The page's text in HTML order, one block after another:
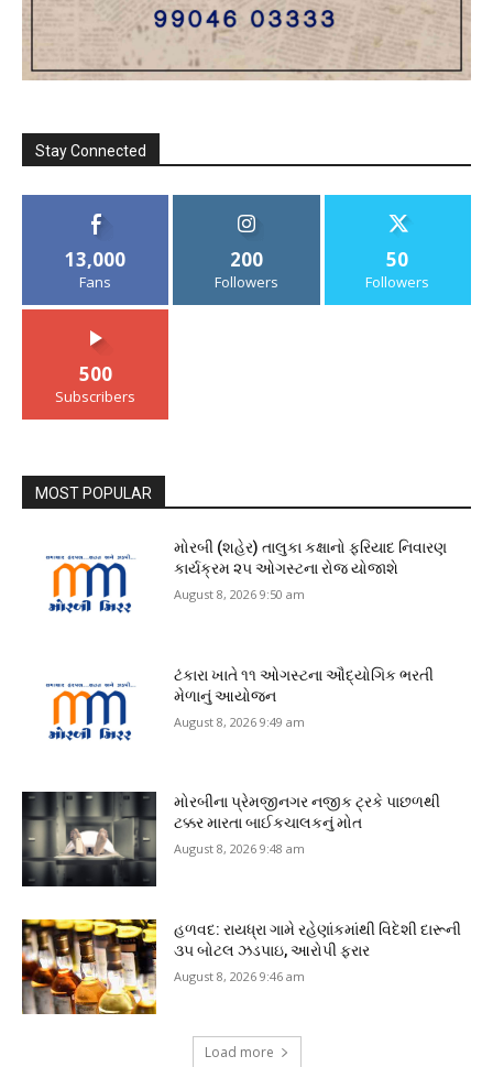
Stay Connected
13,000
Fans
200
Followers
50
Followers
500
Subscribers
MOST POPULAR
મોરબી (શહેર) તાલુકા કક્ષાનો ફરિયાદ નિવારણ
કાર્યક્રમ ૨૫ ઓગસ્ટના રોજ યોજાશે
August 8, 2026 9:50 am
ટંકારા ખાતે ૧૧ ઓગસ્ટના ઔદ્યોગિક ભરતી
મેળાનું આયોજન
August 8, 2026 9:49 am
મોરબીના પ્રેમજીનગર નજીક ટ્રકે પાછળથી
ટક્કર મારતા બાઈકચાલકનું મોત
August 8, 2026 9:48 am
હળવદ: રાયધ્રા ગામે રહેણાંકમાંથી વિદેશી દારૂની
૩૫ બોટલ ઝડપાઇ, આરોપી ફરાર
August 8, 2026 9:46 am
Load more